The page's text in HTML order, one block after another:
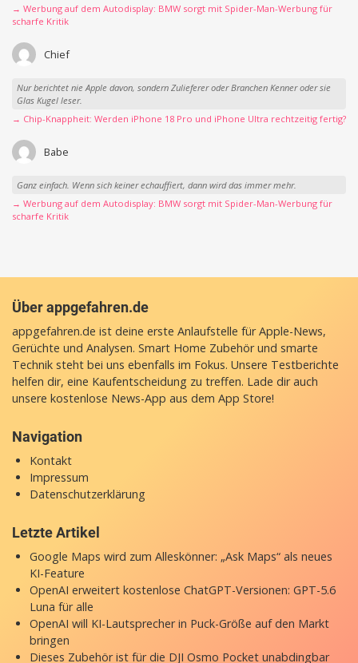
→ Werbung auf dem Autodisplay: BMW sorgt mit Spider-Man-Werbung für
scharfe Kritik
Chief
Nur berichtet nie Apple davon, sondern Zulieferer oder Branchen Kenner oder sie
Glas Kugel leser.
→ Chip-Knappheit: Werden iPhone 18 Pro und iPhone Ultra rechtzeitig fertig?
Babe
Ganz einfach. Wenn sich keiner echauffiert, dann wird das immer mehr.
→ Werbung auf dem Autodisplay: BMW sorgt mit Spider-Man-Werbung für
scharfe Kritik
Über appgefahren.de
appgefahren.de ist deine erste Anlaufstelle für Apple-News,
Gerüchte und Analysen. Smart Home Zubehör und smarte
Technik steht bei uns ebenfalls im Fokus. Unsere Testberichte
helfen dir, eine Kaufentscheidung zu treffen. Lade dir auch
unsere kostenlose News-App aus dem App Store!
Navigation
Kontakt
Impressum
Datenschutzerklärung
Letzte Artikel
Google Maps wird zum Alleskönner: „Ask Maps“ als neues
KI-Feature
OpenAI erweitert kostenlose ChatGPT-Versionen: GPT-5.6
Luna für alle
OpenAI will KI-Lautsprecher in Puck-Größe auf den Markt
bringen
Dieses Zubehör ist für die DJI Osmo Pocket unabdingbar